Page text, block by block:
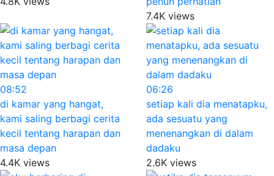
7.4K views
08:52
di kamar yang hangat,
kami saling berbagi cerita
kecil tentang harapan dan
masa depan
4.4K views
06:26
setiap kali dia menatapku,
ada sesuatu yang
menenangkan di dalam
dadaku
2.6K views